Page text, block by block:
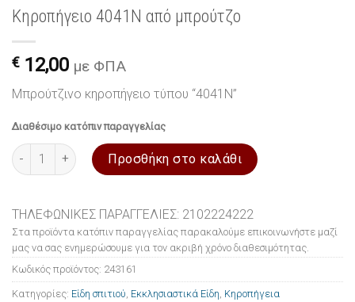
Κηροπήγειο 4041N από μπρούτζο
€ 12,00 με ΦΠΑ
Μπρούτζινο κηροπήγειο τύπου “4041N”
Διαθέσιμο κατόπιν παραγγελίας
Κηροπήγειο 4041N από μπρούτζο ποσότητα
Προσθήκη στο καλάθι
ΤΗΛΕΦΩΝΙΚΕΣ ΠΑΡΑΓΓΕΛΙΕΣ: 2102224222
Στα προϊόντα κατόπιν παραγγελίας παρακαλούμε επικοινωνήστε μαζί
μας να σας ενημερώσουμε για τον ακριβή χρόνο διαθεσιμότητας.
Κωδικός προϊόντος: 243161
Κατηγορίες: Είδη σπιτιού Εκκλησιαστικά Είδη Κηροπήγεια